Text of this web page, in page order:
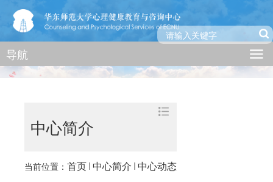
导航
中心简介
当前位置： 首页 中心简介 中心动态